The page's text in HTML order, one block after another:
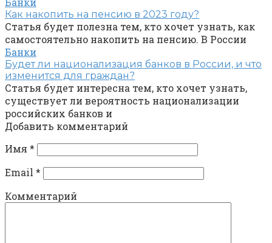
Как накопить на пенсию в 2023 году?
Статья будет полезна тем, кто хочет узнать, как
самостоятельно накопить на пенсию. В России
Банки
Будет ли национализация банков в России, и что
изменится для граждан?
Статья будет интересна тем, кто хочет узнать,
существует ли вероятность национализации
российских банков и
Добавить комментарий
Имя *
Email *
Комментарий